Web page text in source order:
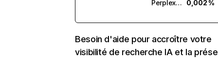
Perplexity
0,002 %
Besoin d'aide pour accroître votre
visibilité de recherche IA et la